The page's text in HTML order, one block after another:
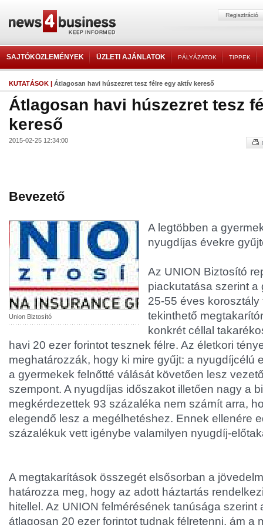
SAJTÓKÖZLEMÉNYEK ÜZLETI AJÁNLATOK PÁLYÁZATOK TIPPEK
KUTATÁSOK | Átlagosan havi húszezret tesz félre egy aktív kereső
Átlagosan havi húszezret tesz
kereső
2015-02-25 12:34:00
Bevezető
Union Biztosító
A legtöbben a
nyugdíjas évekre
Az UNION Biztosító
piackutatása szerint
25-55 éves
tekinthető
konkrét céllal
havi 20 ezer forintot tesznek félre. Az életkori
meghatározzák, hogy ki mire gyűjt: a nyugdíjcélú
a gyermekek felnőtté válását követően lesz
szempont. A nyugdíjas időszakot illetően nagy a
megkérdezettek 93 százaléka nem számít arra,
elegendő lesz a megélhetéshez. Ennek ellenére
százalékuk vett igénybe valamilyen nyugdíj-
A megtakarítások összegét elsősorban a
határozza meg, hogy az adott háztartás
hitellel. Az UNION felmérésének tanúsága szerint
átlagosan 20 ezer forintot tudnak félretenni, ám a